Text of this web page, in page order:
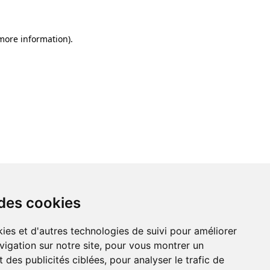
cookies
et d'autres technologies de suivi pour améliorer
sur notre site, pour vous montrer un
des publicités ciblées, pour analyser le trafic de
information).